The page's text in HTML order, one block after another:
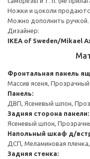
Ножки и цоколи
Можно дополнить ручкой.
Дизайнер:
IKEA of Sweden/Mikael
Фронтальная панель
Массив ясеня,
Панель:
ДВП, Ясеневый шпон,
Задняя сторона панели:
Ясеневый шпон,
Напольный шкаф д/
ДСП, Меламиновая
Задняя стенка: